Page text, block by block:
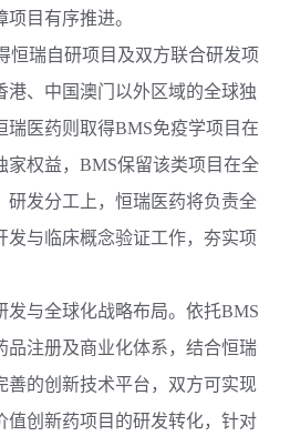
目有序推进。
恒瑞自研项目及双方联合研发项
港、中国澳门以外区域的全球独
瑞医药则取得BMS免疫学项目在
权益， BMS保留该类项目在全
发分工上， 恒瑞医药将负责全
发与临床概念验证工作，夯实项
发与全球化战略布局。依托BMS
品注册及商业化体系，结合恒瑞
善的创新技术平台，双方可实现
值创新药项目的研发转化，针对